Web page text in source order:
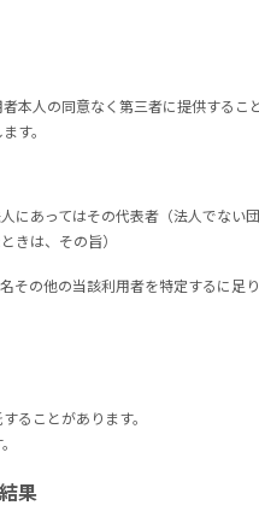
本人の同意なく第三者に提供する
す。
にあってはその代表者（法人でな
きは、その旨）
その他の当該利用者を特定するに足
ることがあります。
果